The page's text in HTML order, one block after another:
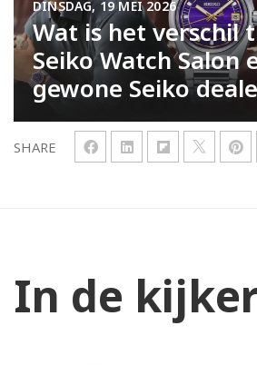
SHARE
Wat is het verschil
Seiko Watch Salon
gewone Seiko
DINSDAG, 19 MEI 2026
In de